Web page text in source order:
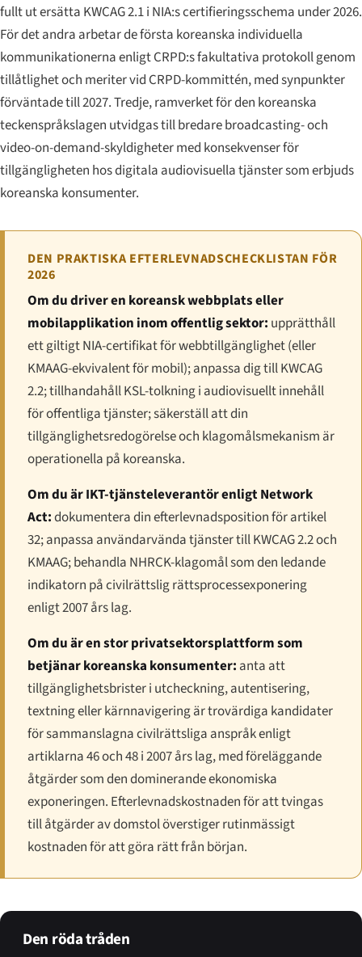
fullt ut ersätta KWCAG 2.1 i NIA:s certifieringsschema under 2026.
För det andra arbetar de första koreanska individuella
kommunikationerna enligt CRPD:s fakultativa protokoll genom
tillåtlighet och meriter vid CRPD-kommittén, med synpunkter
förväntade till 2027. Tredje, ramverket för den koreanska
teckenspråkslagen utvidgas till bredare broadcasting- och
video-on-demand-skyldigheter med konsekvenser för
tillgängligheten hos digitala audiovisuella tjänster som erbjuds
koreanska konsumenter.
DEN PRAKTISKA EFTERLEVNADSCHECKLISTAN FÖR
2026
Om du driver en koreansk webbplats eller
mobilapplikation inom offentlig sektor: upprätthåll
ett giltigt NIA-certifikat för webbtillgänglighet (eller
KMAAG-ekvivalent för mobil); anpassa dig till KWCAG
2.2; tillhandahåll KSL-tolkning i audiovisuellt innehåll
för offentliga tjänster; säkerställ att din
tillgänglighetsredogörelse och klagomålsmekanism är
operationella på koreanska.
Om du är IKT-tjänsteleverantör enligt Network
Act:dokumentera din efterlevnadsposition för artikel
32; anpassa användarvända tjänster till KWCAG 2.2 och
KMAAG; behandla NHRCK-klagomål som den ledande
indikatorn på civilrättslig rättsprocessexponering
enligt 2007 års lag.
Om du är en stor privatsektorsplattform som
betjänar koreanska konsumenter: anta att
tillgänglighetsbrister i utcheckning, autentisering,
textning eller kärnnavigering är trovärdiga kandidater
för sammanslagna civilrättsliga anspråk enligt
artiklarna 46 och 48 i 2007 års lag, med föreläggande
åtgärder som den dominerande ekonomiska
exponeringen. Efterlevnadskostnaden för att tvingas
till åtgärder av domstol överstiger rutinmässigt
kostnaden för att göra rätt från början.
Den röda tråden